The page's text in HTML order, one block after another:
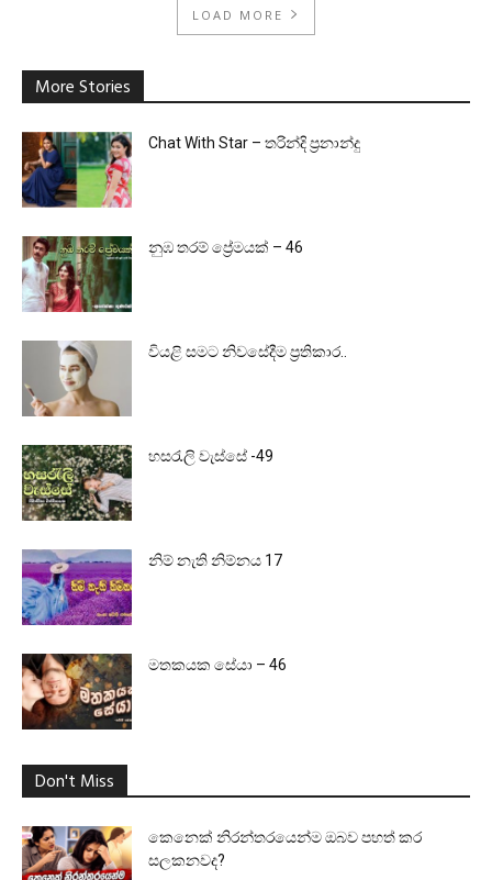
LOAD MORE
More Stories
Chat With Star – තරින්දි ප්‍රනාන්දු
නුඹ තරම් ප්‍රේමයක් – 46
වියළි සමට නිවසේදීම ප්‍රතිකාර..
හසරැලි වැස්සේ -49
නිම් නැති නිම්නය 17
මතකයක සේයා – 46
Don't Miss
කෙනෙක් නිරන්තරයෙන්ම ඔබව පහත් කර
සලකනවද?